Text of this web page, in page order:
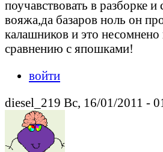
поучавствовать в разборке
вояжа,да базаров ноль он
калашников и это
сравнению с япошками!
войти
diesel_219 Вс, 16/01/2011 -